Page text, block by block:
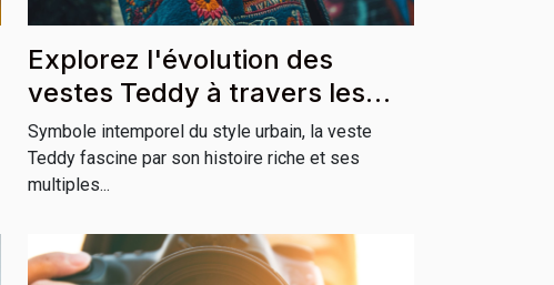
Explorez l'évolution des
vestes Teddy à travers les
cultures
Symbole intemporel du style urbain, la veste
Teddy fascine par son histoire riche et ses
multiples...